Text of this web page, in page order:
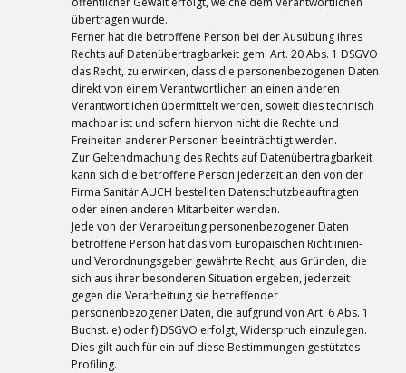
übertragen wurde.
Ferner hat die betroffene Person bei der Ausübung ihres
Rechts auf Datenübertragbarkeit gem. Art. 20 Abs. 1 DSGVO
das Recht, zu erwirken, dass die personenbezogenen Daten
direkt von einem Verantwortlichen an einen anderen
Verantwortlichen übermittelt werden, soweit dies technisch
machbar ist und sofern hiervon nicht die Rechte und
Freiheiten anderer Personen beeinträchtigt werden.
Zur Geltendmachung des Rechts auf Datenübertragbarkeit
kann sich die betroffene Person jederzeit an den von der
Firma Sanitär AUCH bestellten Datenschutzbeauftragten
oder einen anderen Mitarbeiter wenden.
Jede von der Verarbeitung personenbezogener Daten
betroffene Person hat das vom Europäischen Richtlinien-
und Verordnungsgeber gewährte Recht, aus Gründen, die
sich aus ihrer besonderen Situation ergeben, jederzeit
gegen die Verarbeitung sie betreffender
personenbezogener Daten, die aufgrund von Art. 6 Abs. 1
Buchst. e) oder f) DSGVO erfolgt, Widerspruch einzulegen.
Dies gilt auch für ein auf diese Bestimmungen gestütztes
Profiling.